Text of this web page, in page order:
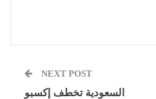
NEXT POST
السعودية تخطف إكسبو